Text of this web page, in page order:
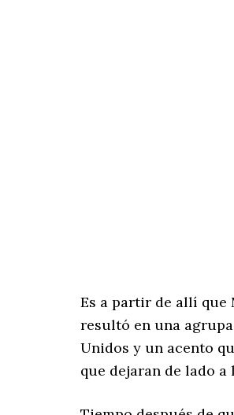
Es a partir de allí que
resultó en una
Unidos y un acento
que dejaran de lado